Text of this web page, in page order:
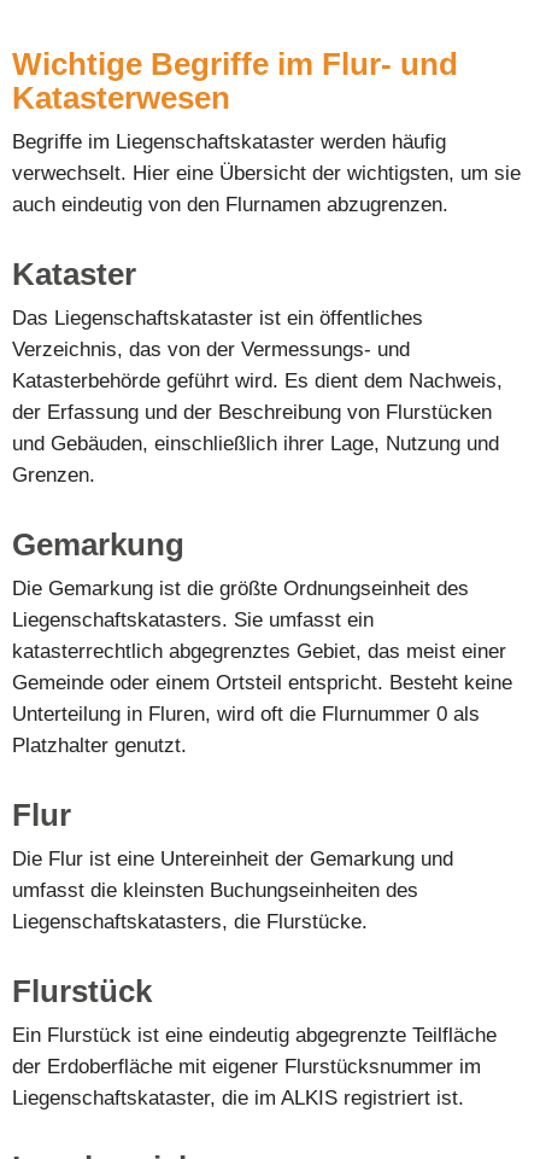
Wichtige Begriffe im Flur- und
Katasterwesen
Begriffe im Liegenschaftskataster werden häufig
verwechselt. Hier eine Übersicht der wichtigsten, um sie
auch eindeutig von den Flurnamen abzugrenzen.
Kataster
Das Liegenschaftskataster ist ein öffentliches
Verzeichnis, das von der Vermessungs- und
Katasterbehörde geführt wird. Es dient dem Nachweis,
der Erfassung und der Beschreibung von Flurstücken
und Gebäuden, einschließlich ihrer Lage, Nutzung und
Grenzen.
Gemarkung
Die Gemarkung ist die größte Ordnungseinheit des
Liegenschaftskatasters. Sie umfasst ein
katasterrechtlich abgegrenztes Gebiet, das meist einer
Gemeinde oder einem Ortsteil entspricht. Besteht keine
Unterteilung in Fluren, wird oft die Flurnummer 0 als
Platzhalter genutzt.
Flur
Die Flur ist eine Untereinheit der Gemarkung und
umfasst die kleinsten Buchungseinheiten des
Liegenschaftskatasters, die Flurstücke.
Flurstück
Ein Flurstück ist eine eindeutig abgegrenzte Teilfläche
der Erdoberfläche mit eigener Flurstücksnummer im
Liegenschaftskataster, die im ALKIS registriert ist.